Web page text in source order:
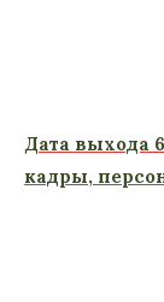
Дата выхода
кадры,